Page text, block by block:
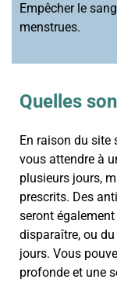
Empêcher le
menstrues.
Quelles
En raison du site
vous attendre à
plusieurs jours,
prescrits. Des
seront
disparaître, ou
jours. Vous
profonde et une